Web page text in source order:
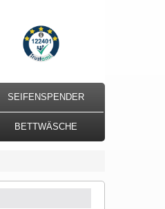
SEIFENSPENDER
BETTWÄSCHE